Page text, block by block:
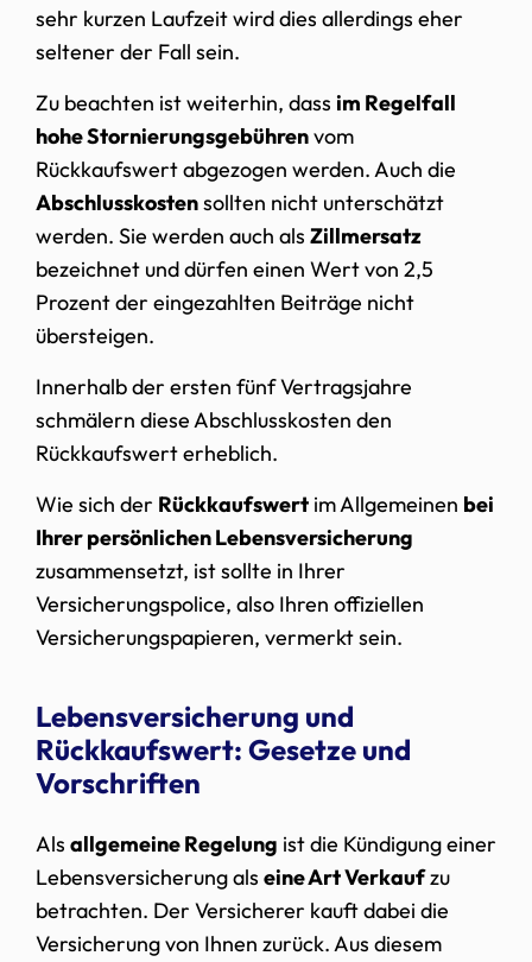
sehr kurzen Laufzeit wird dies allerdings eher
seltener der Fall sein.
Zu beachten ist weiterhin, dass im Regelfall
hohe Stornierungsgebührenvom
Rückkaufswert abgezogen werden. Auch die
Abschlusskostensollten nicht unterschätzt
werden. Sie werden auch als Zillmersatz
bezeichnet und dürfen einen Wert von 2,5
Prozent der eingezahlten Beiträge nicht
übersteigen.
Innerhalb der ersten fünf Vertragsjahre
schmälern diese Abschlusskosten den
Rückkaufswert erheblich.
Wie sich der Rückkaufswert im Allgemeinen bei
Ihrer persönlichen Lebensversicherung
zusammensetzt, ist sollte in Ihrer
Versicherungspolice, also Ihren offiziellen
Versicherungspapieren, vermerkt sein.
Lebensversicherung und
Rückkaufswert: Gesetze und
Vorschriften
Als allgemeine Regelung ist die Kündigung einer
Lebensversicherung als eine Art Verkaufzu
betrachten. Der Versicherer kauft dabei die
Versicherung von Ihnen zurück. Aus diesem